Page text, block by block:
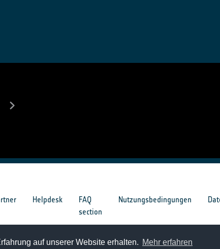
auf unserer Website erhalten. Mehr erfahren
Helpdesk
FAQ
section
Nutzungsbedingungen